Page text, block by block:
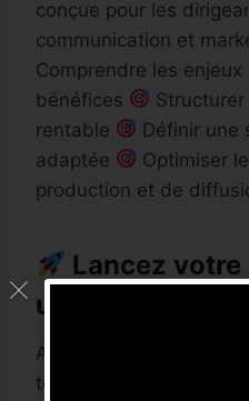
conçue pour les
communication et
Comprendre les enjeux
bénéfices
rentable
Définir une
adaptée
Optimiser
production et de
Lancez votre
une méthode
Avant de vous lancer
temps d’apprendre et